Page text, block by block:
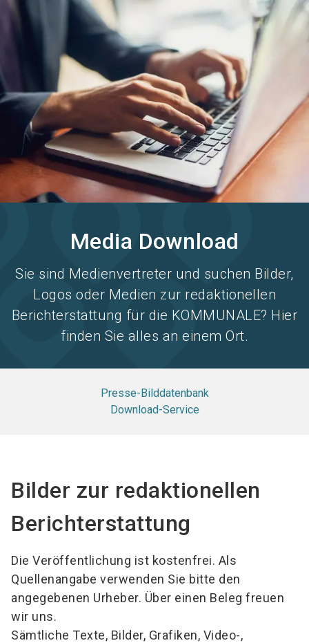
Stand buchen!
search
Media Download
Sie sind Medienvertreter und suchen Bilder,
Logos oder Medien zur redaktionellen
Berichterstattung für die KOMMUNALE? Hier
finden Sie alles an einem Ort.
Presse-Bilddatenbank
Download-Service
Bilder zur redaktionellen
Berichterstattung
Die Veröffentlichung ist kostenfrei. Als
Quellenangabe verwenden Sie bitte den
angegebenen Urheber. Über einen Beleg freuen
wir uns.
Sämtliche Texte, Bilder, Grafiken, Video-,